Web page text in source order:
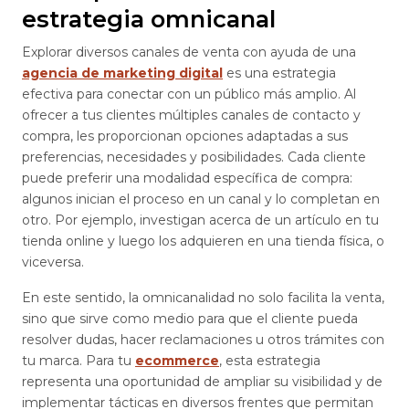
estrategia omnicanal
Explorar diversos canales de venta con ayuda de una
agencia de marketing digital es una estrategia
efectiva para conectar con un público más amplio. Al
ofrecer a tus clientes múltiples canales de contacto y
compra, les proporcionan opciones adaptadas a sus
preferencias, necesidades y posibilidades. Cada cliente
puede preferir una modalidad específica de compra:
algunos inician el proceso en un canal y lo completan en
otro. Por ejemplo, investigan acerca de un artículo en tu
tienda online y luego los adquieren en una tienda física, o
viceversa.
En este sentido, la omnicanalidad no solo facilita la venta,
sino que sirve como medio para que el cliente pueda
resolver dudas, hacer reclamaciones u otros trámites con
tu marca. Para tu ecommerce, esta estrategia
representa una oportunidad de ampliar su visibilidad y de
implementar tácticas en diversos frentes que permitan